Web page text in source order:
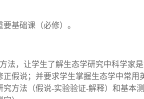
基础课（必修）。
法，让学生了解生态学研究中科学家
假说；并要求学生掌握生态学中常用
方法（假说-实验验证-解释）和基本